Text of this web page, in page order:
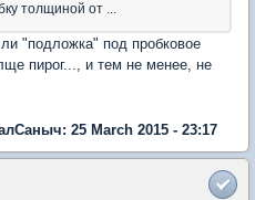
толщиной от ...
"подложка" под пробковое
пирог..., и тем не менее, не
25 March 2015 - 23:17